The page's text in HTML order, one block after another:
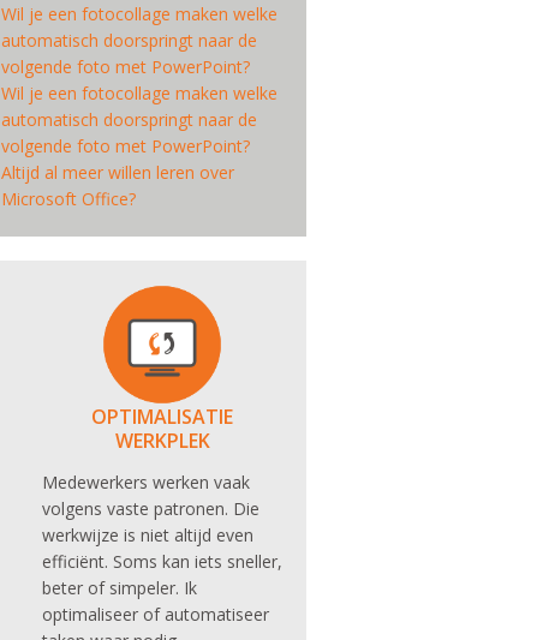
Wil je een fotocollage maken welke
automatisch doorspringt naar de
volgende foto met PowerPoint?
Wil je een fotocollage maken welke
automatisch doorspringt naar de
volgende foto met PowerPoint?
Altijd al meer willen leren over
Microsoft Office?
OPTIMALISATIE
WERKPLEK
Medewerkers werken vaak
volgens vaste patronen. Die
werkwijze is niet altijd even
efficiënt. Soms kan iets sneller,
beter of simpeler. Ik
optimaliseer of automatiseer